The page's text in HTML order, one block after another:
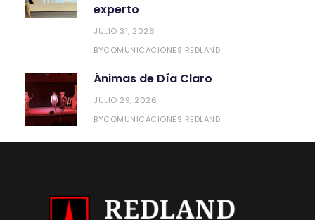
experto
JULIO 31, 2026
BYCOMUNICACIONES REDLAND
Ánimas de Día Claro
JULIO 29, 2026
BYCOMUNICACIONES REDLAND